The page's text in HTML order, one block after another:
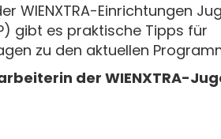
WIENXTRA-Einrichtungen
gibt es praktische Tipps für
zu den aktuellen
der WIENXTRA-